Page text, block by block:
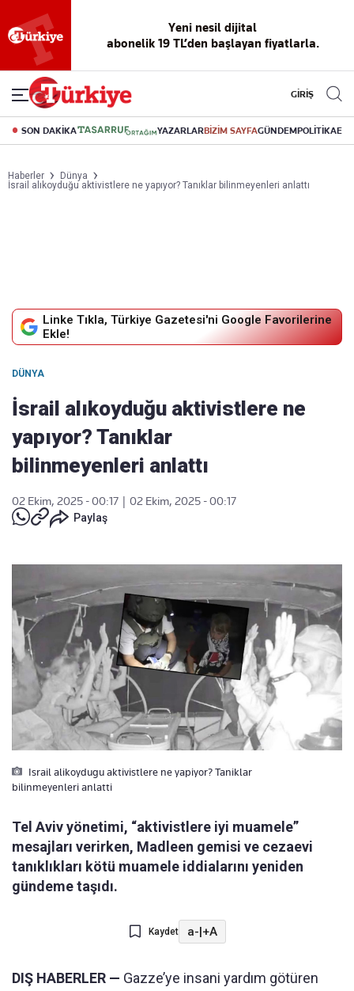
Yeni nesil dijital
abonelik 19 TL’den başlayan fiyatlarla.
GİRİŞ
SON DAKİKA YAZARLARBİZİM SAYFAGÜNDEMPOLİTİKA
Haberler
Dünya
İsrail alıkoyduğu aktivistlere ne yapıyor? Tanıklar bilinmeyenleri anlattı
Linke Tıkla, Türkiye Gazetesi'ni Google Favorilerine
Ekle!
DÜNYA
İsrail alıkoyduğu aktivistlere ne
yapıyor? Tanıklar
bilinmeyenleri anlattı
02 Ekim, 2025 - 00:17
02 Ekim, 2025 - 00:17
Paylaş
Israil alikoydugu aktivistlere ne yapiyor? Taniklar
bilinmeyenleri anlatti
Tel Aviv yönetimi, “aktivistlere iyi muamele”
mesajları verirken, Madleen gemisi ve cezaevi
tanıklıkları kötü muamele iddialarını yeniden
gündeme taşıdı.
Kaydet a-|+A
DIŞ HABERLER — Gazze’ye insani yardım götüren